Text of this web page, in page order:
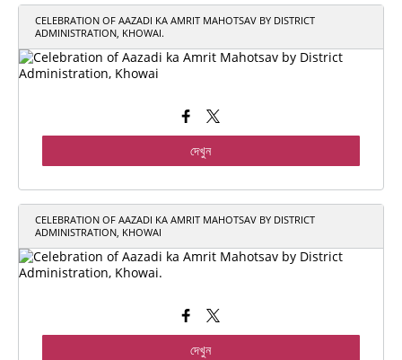
CELEBRATION OF AAZADI KA AMRIT MAHOTSAV BY DISTRICT
ADMINISTRATION, KHOWAI.
দেখুন
CELEBRATION OF AAZADI KA AMRIT MAHOTSAV BY DISTRICT
ADMINISTRATION, KHOWAI
দেখুন